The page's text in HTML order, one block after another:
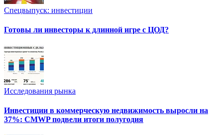
Спецвыпуск: инвестиции
Готовы ли инвесторы к длинной игре с ЦОД?
Исследования рынка
Инвестиции в коммерческую недвижимость выросли на
37%: CMWP подвели итоги полугодия